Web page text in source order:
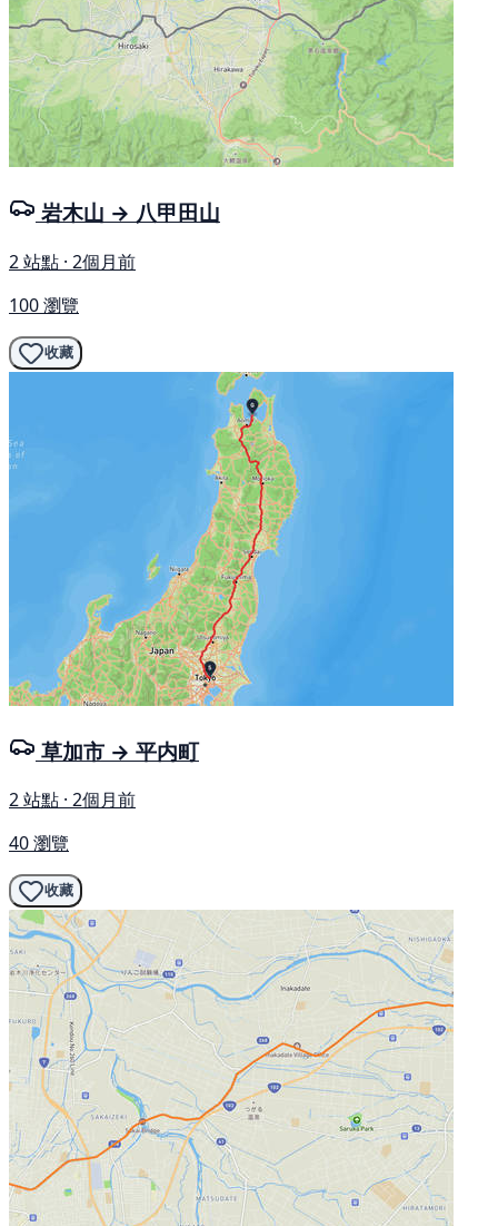
岩木山 → 八甲田山
2 站點 · 2個月前
100 瀏覽
收藏
草加市 → 平内町
2 站點 · 2個月前
40 瀏覽
收藏